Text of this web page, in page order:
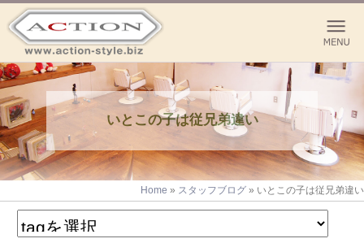
いとこの子は従兄弟違い
Home » スタッフブログ » いとこの子は従兄弟違い